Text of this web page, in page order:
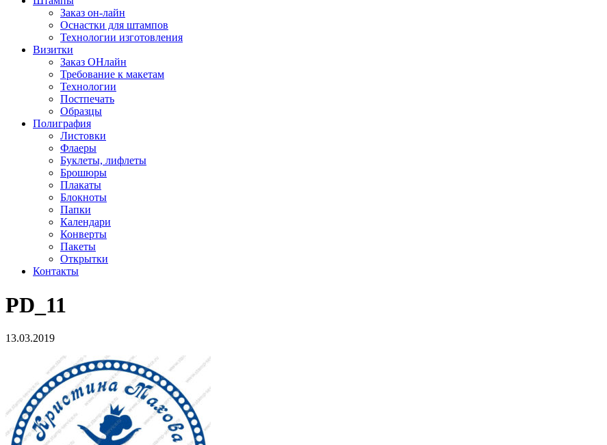
Заказ он-лайн
Оснастки для штампов
Технологии изготовления
Визитки
Заказ ОНлайн
Требование к макетам
Технологии
Постпечать
Образцы
Полиграфия
Листовки
Флаеры
Буклеты, лифлеты
Брошюры
Плакаты
Блокноты
Папки
Календари
Конверты
Пакеты
Открытки
Контакты
PD_11
13.03.2019